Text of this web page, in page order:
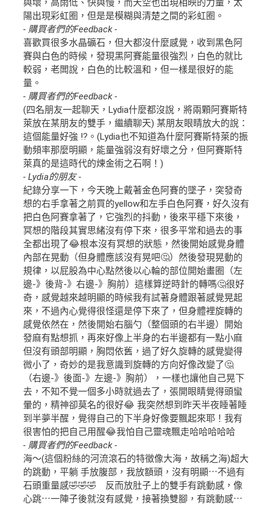
與壞，高雨低、快與慢，而天空也出現相映的力量，太
陽出現彩虹圈，但是是模糊與清楚之間的彩虹圈。
- 購買者們的Feedback -
喜歡買很多水晶礦石，但大都沒什麼感覺，收到黑色阿
賽與白色的時候，發現黑阿賽能量很強烈，白色的就比
較弱，老闆說，白色的比較溫和，但一樣是很好的能
量。
- 購買者們的Feedback -
(四名朋友一起聊天，Lydia什麼都沒說，將兩顆阿賽斯特
萊放在某朋友的雙手，繼續聊天) 某朋友眼睛放大的說：
這個能量好強 !?。(Lydia也不知道為什麼阿賽斯特萊的振
動頻率那麼明顯，能量強弱沒有好壞之分，但阿賽斯特
萊真的是這時代的煉金術之石啊！)
- Lydia的朋友 -
紀錄分享一下，今天晚上戴著金色阿賽的墜子，突發奇
想的右手拿著之前買的yellow和左手白色阿賽，好久沒有
把白色阿賽拿著了，它強烈的抖動，後來平穩下來後，
冥想的階段其實思緒沒有停下來，很多平常和過去的事
全都出現了😂根本沒有冥想的狀態，然後開始感覺身體
內部在晃動（但身體應該沒有晃吧🤔）然後發現晃動的
規律，以屁股為中心點然後以心輪的部位開始畫圈（左
邊-》後背-》右邊-》胸前）這樣算逆時針的轉嗎🤔很好
奇，感覺越來越明顯的時候我有試著身體跟著感覺晃起
來，不過內心覺得很怪還是停下來了，但身體裡旋轉的
感覺依然在，然後開始右腦勺（整個頭的右半邊）開始
發麻有點想抓，再來好像上半身的右半邊都有一點小麻
但沒有頭部明顯，胸悶依舊，過了好久旋轉的感覺變得
微小了，奇妙的是我意識到旋轉的方向好像改變了🤔
（右邊-》後面-》左邊-》胸前），一樣也讓他自己晃下
去，不知不覺一個多小時就過去了，張開眼睛覺得頭蠻
暈的，精神卻莫名的很好😂 我突然想到昨天半夜睡著睡
到半夢半醒，覺得自己的下半身好像要飄起來耶！我有
很害怕的把自己用醒😂我怕自己靈魂飄走哈哈哈哈哈
- 購買者們的Feedback -
海～(這個粉絲的河流滾石的特徵像大海，故稱之海)超大
的跳動，平躺 手放腹部，我放額頭，沒有明顯⋯不過有
石頭重量感🤣🤣🤣 反而放肚子上的雙手有跳動感，像
心跳⋯一陣子後就沒有感覺，接著換雙腳，有跳動感⋯